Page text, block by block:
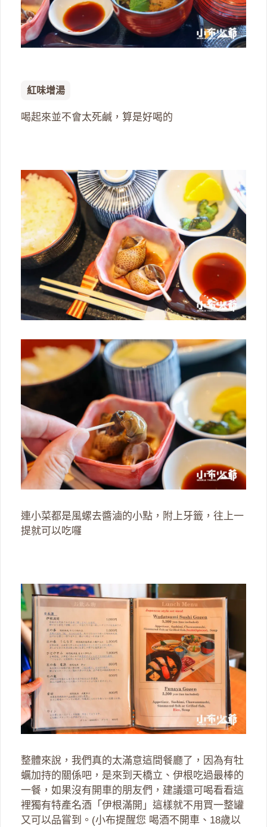
紅味增湯
喝起來並不會太死鹹，算是好喝的
連小菜都是風螺去醬滷的小點，附上牙籤，往上一
提就可以吃囉
整體來說，我們真的太滿意這間餐廳了，因為有牡
蠣加持的關係吧，是來到天橋立、伊根吃過最棒的
一餐，如果沒有開車的朋友們，建議還可喝看看這
裡獨有特產名酒「伊根滿開」這樣就不用買一整罐
又可以品嘗到。(小布提醒您 喝酒不開車、18歲以